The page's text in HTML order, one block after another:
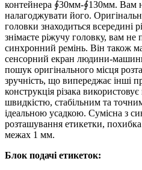
контейнера ∮30мм-∮130мм. Вам
налагоджувати його.
головки знаходиться всередині
знімаєте ріжучу головку, вам не
синхронний ремінь. Він також
сенсорний екран людини-
пошук оригінального місця
зручність, що випереджає інші
конструкція різака
швидкістю, стабільним та
ідеальною усадкою. Сумісна з
розташування етикетки, похибка
межах 1 мм.
Блок подачі етикеток: